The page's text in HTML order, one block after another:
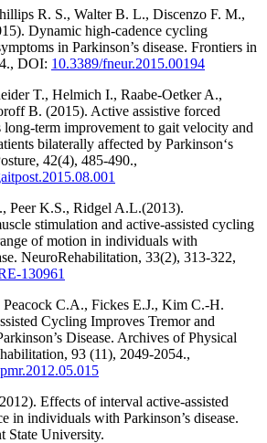
R. S., Walter B. L., Discenzo F. M.,
Dynamic high-cadence cycling
in Parkinson’s disease. Frontiers in
DOI: 10.3389/fneur.2015.00194
T., Helmich I., Raabe-Oetker A.,
B. (2015). Active assistive forced
long-term improvement to gait velocity and
bilaterally affected by Parkinson‘s
42(4), 485-490.,
Peer K.S., Ridgel A.L.(2013).
stimulation and active-assisted cycling
of motion in individuals with
NeuroRehabilitation, 33(2), 313-322,
130961
C.A., Fickes E.J., Kim C.-H.
Cycling Improves Tremor and
Disease. Archives of Physical
93 (11), 2049-2054.,
Effects of interval active-assisted
in individuals with Parkinson’s disease.
State University.